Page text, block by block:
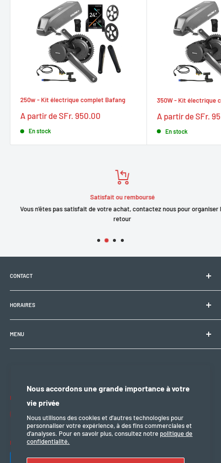
Nous accordons une grande importance à votre
vie privée
Nous utilisons des cookies et d’autres technologies pour
personnaliser votre expérience, à des fins commerciales et
d’analyses. Pour en savoir plus, consultez notre politique de
confidentialité.
250w - Kit électrique complet Bafang
Prix
réduit
A partir de SFr. 950.00
En stock
350W - Kit électrique
Prix
réduit
A partir de SFr.
En stock
Satisfait ou remboursé
Vous n'êtes pas satisfait de votre achat, contactez nous pour organiser le
retour
CONTACT
Electrobike Zone Sàrl
Avenue de la Rapille 2
1008 Prilly (VD), Suisse
+41 21 946 10 30
HORAIRES
🕘 Lun–Ven : 9h00–12h00 / 14h00–18h30
MENU
Condition générale et de service
Politique de remboursement
mention légal
Nous suivre
Nous acceptons